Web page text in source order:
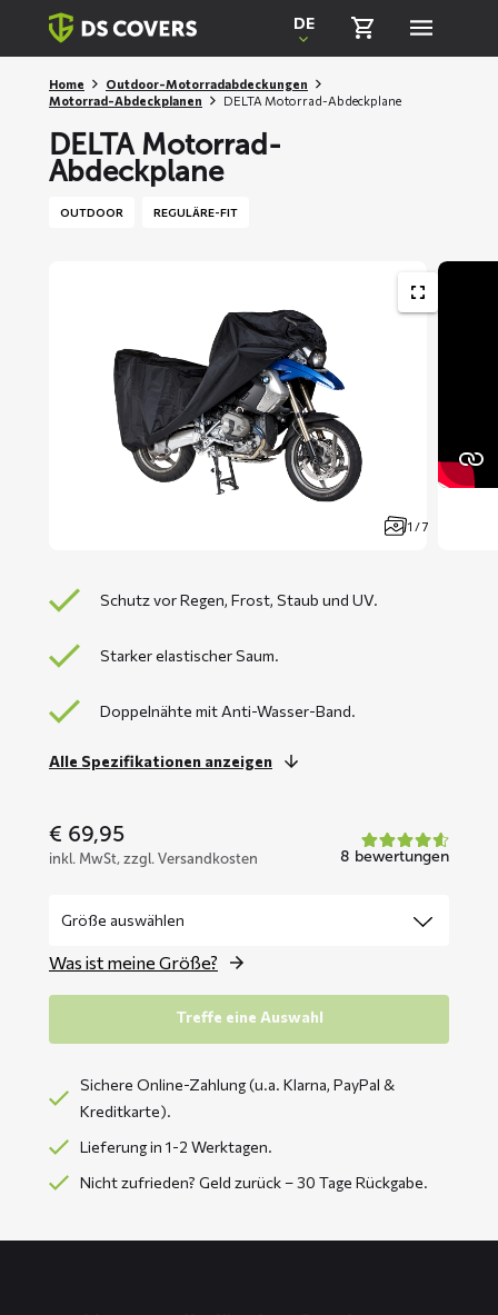
Skiplinks
DE
Home
Outdoor-Motorradabdeckungen
Motorrad-Abdeckplanen
DELTA Motorrad-Abdeckplane
DELTA Motorrad-
Abdeckplane
OUTDOOR REGULÄRE-FIT
1 / 7
Schutz vor Regen, Frost, Staub und UV.
Starker elastischer Saum.
Doppelnähte mit Anti-Wasser-Band.
Alle Spezifikationen anzeigen
€ 69,95
inkl. MwSt, zzgl. Versandkosten 8 bewertungen
Was ist meine Größe?
Treffe eine Auswahl
Sichere Online-Zahlung (u.a. Klarna, PayPal &
Kreditkarte).
Lieferung in 1-2 Werktagen.
Nicht zufrieden? Geld zurück – 30 Tage Rückgabe.